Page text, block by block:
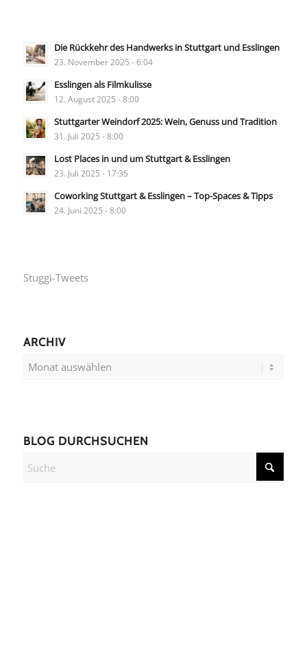
Die Rückkehr des Handwerks in Stuttgart und Esslingen
23. November 2025 - 6:04
Esslingen als Filmkulisse
12. August 2025 - 8:00
Stuttgarter Weindorf 2025: Wein, Genuss und Tradition
31. Juli 2025 - 8:00
Lost Places in und um Stuttgart & Esslingen
23. Juli 2025 - 17:35
Coworking Stuttgart & Esslingen – Top-Spaces & Tipps
24. Juni 2025 - 8:00
Stuggi-Tweets
ARCHIV
BLOG DURCHSUCHEN